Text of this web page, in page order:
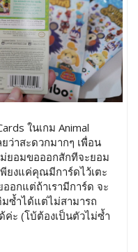
ในเกม Animal
ว่าสะดวกมากๆ เพื่อน
ยอมขอออกสักทีจะยอม
ยงแค่คุณมีการ์ดไว้เตะ
อกแต่ถ้าเรามีการ์ด จะ
ซ้ำได้แต่ไม่สามารถ
ค่ะ (โบ้ต้องเป็นตัวไม่ซ้ำ